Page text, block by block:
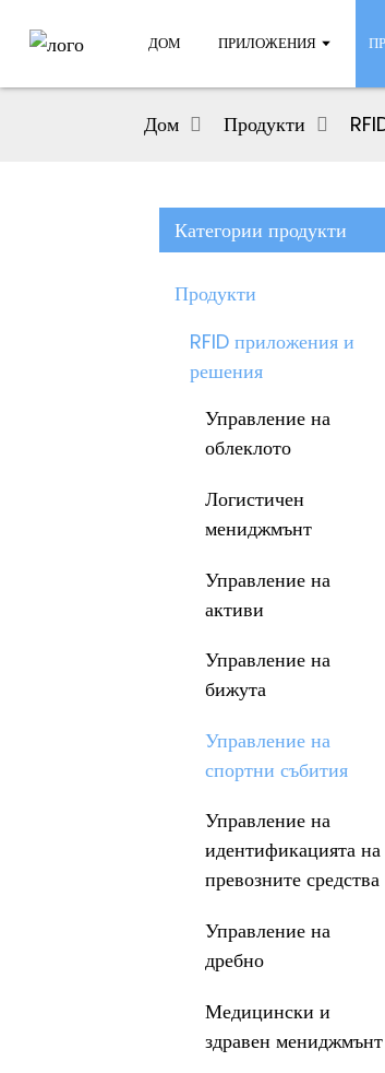
ДОМ ПРИЛОЖЕНИЯ
Дом Продукти
Категории продукти
Продукти
RFID приложения и
решения
Управление на
облеклото
Логистичен
мениджмънт
Управление на
активи
Управление на
бижута
Управление на
спортни събития
Управление на
идентификацията на
превозните средства
Управление на
дребно
Медицински и
здравен мениджмънт